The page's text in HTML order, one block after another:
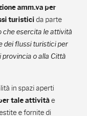
amm.va per
turistici da parte
che esercita le attività
dei flussi turistici per
o alla Città
in spazi aperti
tale attivitàe
e fornite di